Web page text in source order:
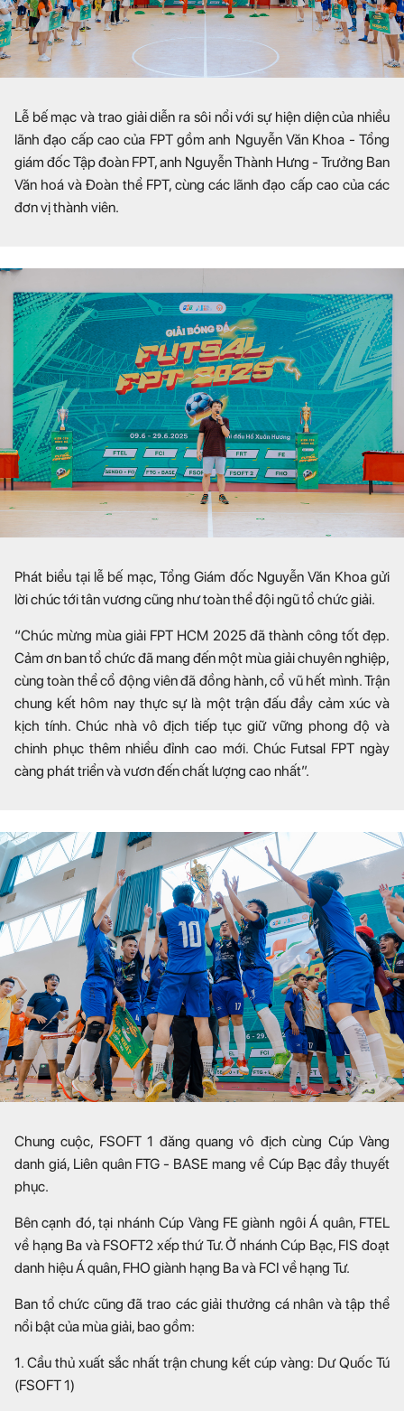
Lễ bế mạc và trao giải diễn ra sôi nổi với sự hiện diện của nhiều
lãnh đạo cấp cao của FPT gồm anh Nguyễn Văn Khoa - Tổng
giám đốc Tập đoàn FPT, anh Nguyễn Thành Hưng - Trưởng Ban
Văn hoá và Đoàn thể FPT, cùng các lãnh đạo cấp cao của các
đơn vị thành viên.
Phát biểu tại lễ bế mạc, Tổng Giám đốc Nguyễn Văn Khoa gửi
lời chúc tới tân vương cũng như toàn thể đội ngũ tổ chức giải.
“Chúc mừng mùa giải FPT HCM 2025 đã thành công tốt đẹp.
Cảm ơn ban tổ chức đã mang đến một mùa giải chuyên nghiệp,
cùng toàn thể cổ động viên đã đồng hành, cổ vũ hết mình. Trận
chung kết hôm nay thực sự là một trận đấu đầy cảm xúc và
kịch tính. Chúc nhà vô địch tiếp tục giữ vững phong độ và
chinh phục thêm nhiều đỉnh cao mới. Chúc Futsal FPT ngày
càng phát triển và vươn đến chất lượng cao nhất”.
Chung cuộc, FSOFT 1 đăng quang vô địch cùng Cúp Vàng
danh giá, Liên quân FTG - BASE mang về Cúp Bạc đầy thuyết
phục.
Bên cạnh đó, tại nhánh Cúp Vàng FE giành ngôi Á quân, FTEL
về hạng Ba và FSOFT2 xếp thứ Tư. Ở nhánh Cúp Bạc, FIS đoạt
danh hiệu Á quân, FHO giành hạng Ba và FCI về hạng Tư.
Ban tổ chức cũng đã trao các giải thưởng cá nhân và tập thể
nổi bật của mùa giải, bao gồm:
1. Cầu thủ xuất sắc nhất trận chung kết cúp vàng: Dư Quốc Tú
(FSOFT 1)